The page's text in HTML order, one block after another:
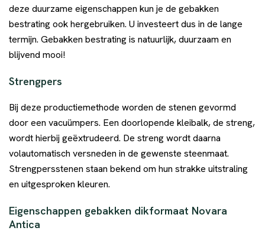
deze duurzame eigenschappen kun je de gebakken
bestrating ook hergebruiken. U investeert dus in de lange
termijn. Gebakken bestrating is natuurlijk, duurzaam en
blijvend mooi!
Strengpers
Bij deze productiemethode worden de stenen gevormd
door een vacuümpers. Een doorlopende kleibalk, de streng,
wordt hierbij geëxtrudeerd. De streng wordt daarna
volautomatisch versneden in de gewenste steenmaat.
Strengpersstenen staan bekend om hun strakke uitstraling
en uitgesproken kleuren.
Eigenschappen gebakken dikformaat Novara
Antica